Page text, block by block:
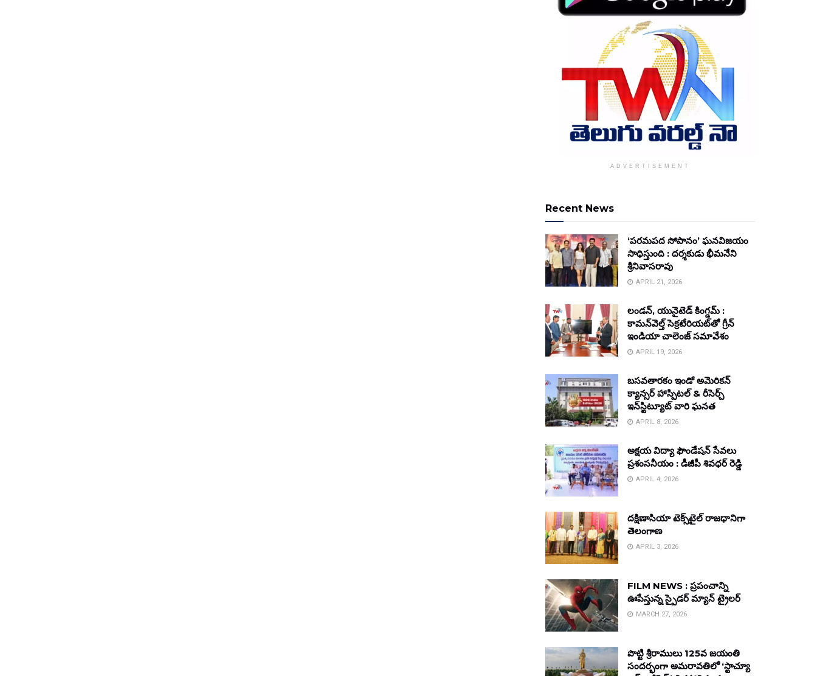
ADVERTISEMENT
Recent News
‘పరమపద సోపానం’ ఘనవిజయం
సాధిస్తుంది : దర్శకుడు భీమనేని
శ్రీనివాసరావు
APRIL 21, 2026
లండన్, యునైటెడ్ కింగ్డమ్ :
కామన్‌వెల్త్ సెక్రటేరియట్‌తో గ్రీన్
ఇండియా చాలెంజ్ సమావేశం
APRIL 19, 2026
బసవతారకం ఇండో అమెరికన్
క్యాన్సర్ హాస్పిటల్ & రీసెర్చ్
ఇన్‌స్టిట్యూట్ వారి ఘనత
APRIL 8, 2026
అక్షయ విద్యా ఫౌండేషన్ సేవలు
ప్రశంసనీయం : డీజీపీ శివధర్ రెడ్డి
APRIL 4, 2026
దక్షిణాసియా టెక్స్‌టైల్ రాజధానిగా
తెలంగాణ
APRIL 3, 2026
FILM NEWS : ప్రపంచాన్ని
ఊపేస్తున్న స్పైడర్ మ్యాన్ ట్రైలర్
MARCH 27, 2026
పొట్టి శ్రీరాములు 125వ జయంతి
సందర్భంగా అమరావతిలో ‘స్టాచ్యూ